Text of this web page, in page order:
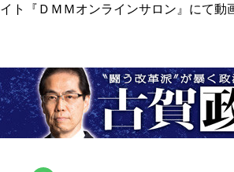
イト『ＤＭＭオンラインサロン』にて